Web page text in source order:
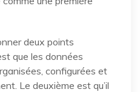
deux points
que les données
configurées et
Le deuxième est qu’il